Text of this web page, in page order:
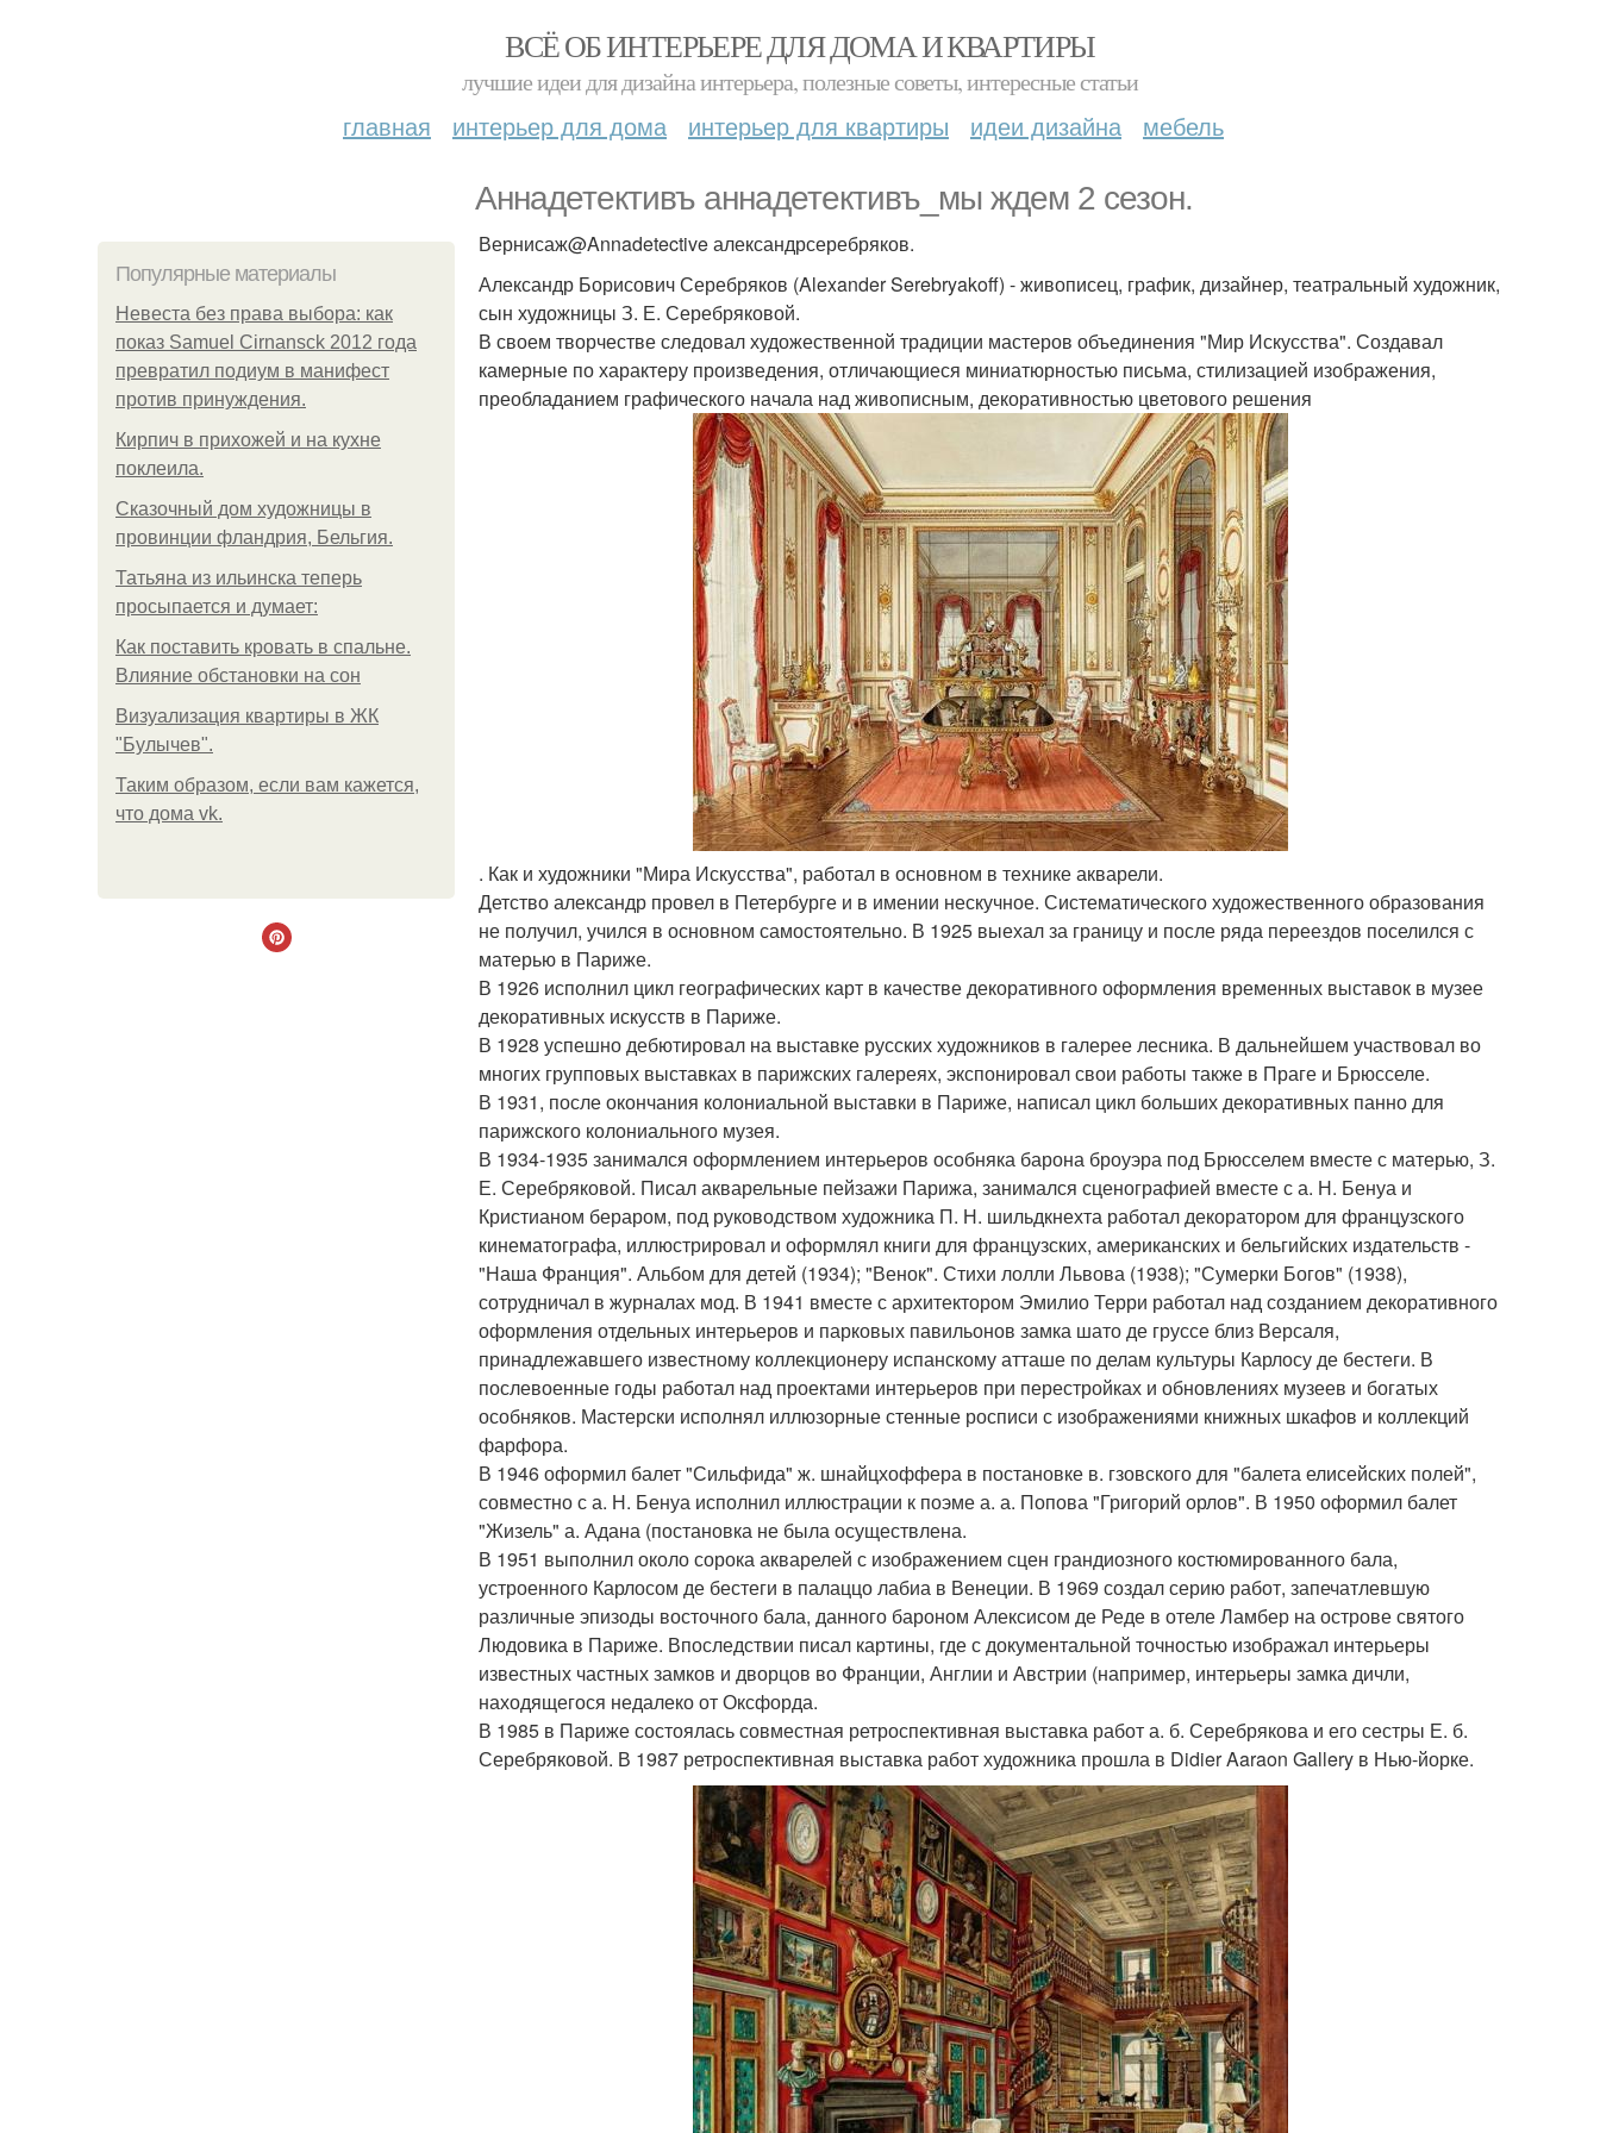
ВСЁ ОБ ИНТЕРЬЕРЕ ДЛЯ ДОМА И КВАРТИРЫ
лучшие идеи для дизайна интерьера, полезные советы, интересные статьи
главная интерьер для дома интерьер для квартиры идеи дизайна мебель
Аннадетективъ аннадетективъ_мы ждем 2 сезон.
Популярные материалы
Невеста без права выбора: как
показ Samuel Cirnansck 2012 года
превратил подиум в манифест
против принуждения.
Кирпич в прихожей и на кухне
поклеила.
Сказочный дом художницы в
провинции фландрия, Бельгия.
Татьяна из ильинска теперь
просыпается и думает:
Как поставить кровать в спальне.
Влияние обстановки на сон
Визуализация квартиры в ЖК
"Булычев".
Таким образом, если вам кажется,
что дома vk.
Вернисаж@Annadetective александрсеребряков.
Александр Борисович Серебряков (Alexander Serebryakoff) - живописец, график, дизайнер, театральный художник,
сын художницы З. Е. Серебряковой.
В своем творчестве следовал художественной традиции мастеров объединения "Мир Искусства". Создавал
камерные по характеру произведения, отличающиеся миниатюрностью письма, стилизацией изображения,
преобладанием графического начала над живописным, декоративностью цветового решения
. Как и художники "Мира Искусства", работал в основном в технике акварели.
Детство александр провел в Петербурге и в имении нескучное. Систематического художественного образования
не получил, учился в основном самостоятельно. В 1925 выехал за границу и после ряда переездов поселился с
матерью в Париже.
В 1926 исполнил цикл географических карт в качестве декоративного оформления временных выставок в музее
декоративных искусств в Париже.
В 1928 успешно дебютировал на выставке русских художников в галерее лесника. В дальнейшем участвовал во
многих групповых выставках в парижских галереях, экспонировал свои работы также в Праге и Брюсселе.
В 1931, после окончания колониальной выставки в Париже, написал цикл больших декоративных панно для
парижского колониального музея.
В 1934-1935 занимался оформлением интерьеров особняка барона броуэра под Брюсселем вместе с матерью, З.
Е. Серебряковой. Писал акварельные пейзажи Парижа, занимался сценографией вместе с а. Н. Бенуа и
Кристианом бераром, под руководством художника П. Н. шильдкнехта работал декоратором для французского
кинематографа, иллюстрировал и оформлял книги для французских, американских и бельгийских издательств -
"Наша Франция". Альбом для детей (1934); "Венок". Стихи лолли Львова (1938); "Сумерки Богов" (1938),
сотрудничал в журналах мод. В 1941 вместе с архитектором Эмилио Терри работал над созданием декоративного
оформления отдельных интерьеров и парковых павильонов замка шато де груссе близ Версаля,
принадлежавшего известному коллекционеру испанскому атташе по делам культуры Карлосу де бестеги. В
послевоенные годы работал над проектами интерьеров при перестройках и обновлениях музеев и богатых
особняков. Мастерски исполнял иллюзорные стенные росписи с изображениями книжных шкафов и коллекций
фарфора.
В 1946 оформил балет "Сильфида" ж. шнайцхоффера в постановке в. гзовского для "балета елисейских полей",
совместно с а. Н. Бенуа исполнил иллюстрации к поэме а. а. Попова "Григорий орлов". В 1950 оформил балет
"Жизель" а. Адана (постановка не была осуществлена.
В 1951 выполнил около сорока акварелей с изображением сцен грандиозного костюмированного бала,
устроенного Карлосом де бестеги в палаццо лабиа в Венеции. В 1969 создал серию работ, запечатлевшую
различные эпизоды восточного бала, данного бароном Алексисом де Реде в отеле Ламбер на острове святого
Людовика в Париже. Впоследствии писал картины, где с документальной точностью изображал интерьеры
известных частных замков и дворцов во Франции, Англии и Австрии (например, интерьеры замка дичли,
находящегося недалеко от Оксфорда.
В 1985 в Париже состоялась совместная ретроспективная выставка работ а. б. Серебрякова и его сестры Е. б.
Серебряковой. В 1987 ретроспективная выставка работ художника прошла в Didier Aaraon Gallery в Нью-йорке.